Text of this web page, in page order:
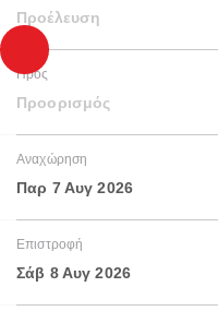
Προέλευση
Προς
Προορισμός
Αναχώρηση
Παρ 7 Αυγ 2026
Επιστροφή
Σάβ 8 Αυγ 2026